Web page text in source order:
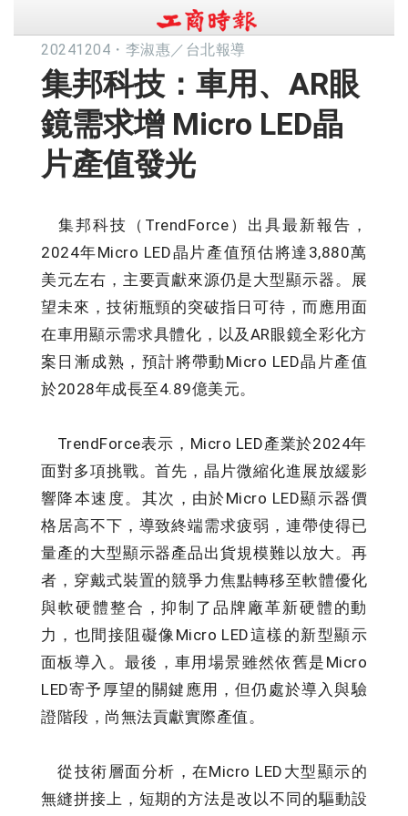
20241204 ・ 李淑惠／台北報導
集邦科技：車用、AR眼
鏡需求增 Micro LED晶
片產值發光
集邦科技（TrendForce）出具最新報告，
2024年Micro LED晶片產值預估將達3,880萬
美元左右，主要貢獻來源仍是大型顯示器。展
望未來，技術瓶頸的突破指日可待，而應用面
在車用顯示需求具體化，以及AR眼鏡全彩化方
案日漸成熟，預計將帶動Micro LED晶片產值
於2028年成長至4.89億美元。
TrendForce表示，Micro LED產業於2024年
面對多項挑戰。首先，晶片微縮化進展放緩影
響降本速度。其次，由於Micro LED顯示器價
格居高不下，導致終端需求疲弱，連帶使得已
量產的大型顯示器產品出貨規模難以放大。再
者，穿戴式裝置的競爭力焦點轉移至軟體優化
與軟硬體整合，抑制了品牌廠革新硬體的動
力，也間接阻礙像Micro LED這樣的新型顯示
面板導入。最後，車用場景雖然依舊是Micro
LED寄予厚望的關鍵應用，但仍處於導入與驗
證階段，尚無法貢獻實際產值。
從技術層面分析，在Micro LED大型顯示的
無縫拼接上，短期的方法是改以不同的驅動設